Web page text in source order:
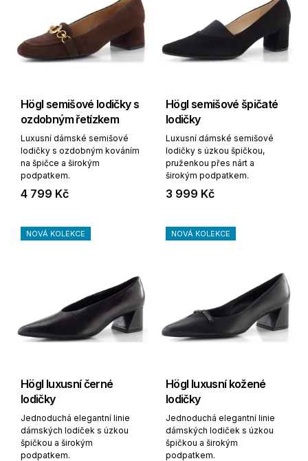
Högl semišové lodičky s
ozdobným řetízkem
Luxusní dámské semišové
lodičky s ozdobným kováním
na špičce a širokým
podpatkem.
4 799 Kč
Högl semišové špičaté
lodičky
Luxusní dámské semišové
lodičky s úzkou špičkou,
pruženkou přes nárt a
širokým podpatkem.
3 999 Kč
NOVÁ KOLEKCE
Högl luxusní černé
lodičky
Jednoduchá elegantní linie
dámských lodiček s úzkou
špičkou a širokým
podpatkem.
NOVÁ KOLEKCE
Högl luxusní kožené
lodičky
Jednoduchá elegantní linie
dámských lodiček s úzkou
špičkou a širokým
podpatkem.